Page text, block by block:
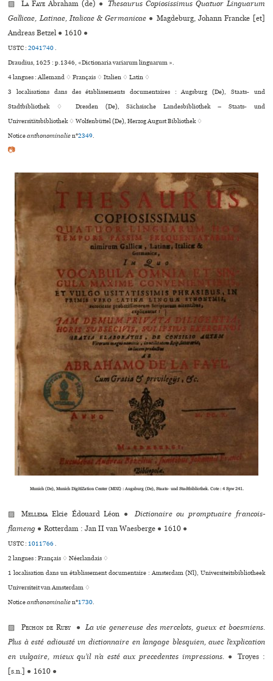
▨La Faye Abraham (de) ● Thesaurus Copiosissimus Quatuor Linguarum
Gallicae, Latinae, Italicae & Germanicae ● Magdeburg, Johann Francke [et]
Andreas Betzel ● 1610 ●
USTC :2041740.
Draudius, 1625 : p.1346, «Dictionaria variarum linguarum ».
4 langues :Allemand ♢Français ♢Italien ♢Latin ♢
3 localisations dans des établissements documentaires : Augsburg (De), Staats- und
Stadtbibliothek ♢ Dresden (De), Sächsische Landesbibliothek – Staats- und
Universitätsbibliothek ♢ Wolfenbüttel (De), Herzog August Bibliothek ♢
Noticeanthonominalien°2349.
📷
Munich (De), Munich DigitiZation Center (MDZ) : Augsburg (De), Staats- und Stadtbibliothek. Cote : 4 Spw 241.
▨MellemaElcie Édouard Léon ●
Dictionaire ou promptuaire francois-
flameng ● Rotterdam : Jan II van Waesberge ● 1610 ●
USTC : 1011766.
2 langues :Français ♢Néerlandais ♢
1 localisation dans un établissement documentaire : Amsterdam (Nl), Universiteitsbibliotheek
Universiteit van Amsterdam ♢
Noticeanthonominalien°1730.
▨Pechon de Ruby ● La vie genereuse des mercelots, gueux et boesmiens.
Plus à esté adiousté vn dictionnaire en langage blesquien, auec l’explication
en vulgaire, mieux qu’il n’a esté aux precedentes impressions. ● Troyes :
[s.n.] ● 1610 ●